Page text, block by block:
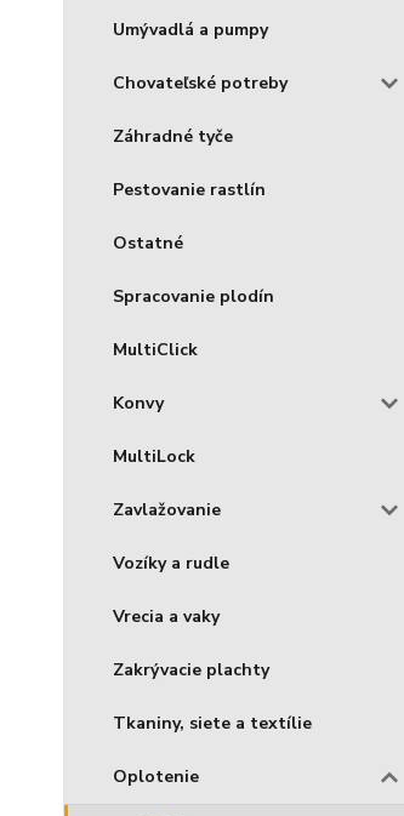
Umývadlá a pumpy
Chovateľské potreby
Záhradné tyče
Pestovanie rastlín
Ostatné
Spracovanie plodín
MultiClick
Konvy
MultiLock
Zavlažovanie
Vozíky a rudle
Vrecia a vaky
Zakrývacie plachty
Tkaniny, siete a textílie
Oplotenie